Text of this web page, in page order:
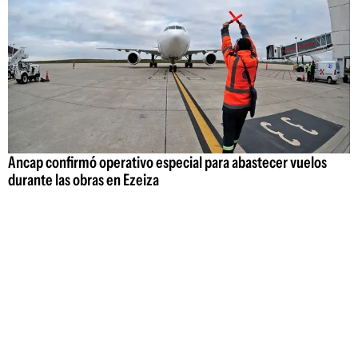
Ancap confirmó operativo especial para abastecer vuelos
durante las obras en Ezeiza